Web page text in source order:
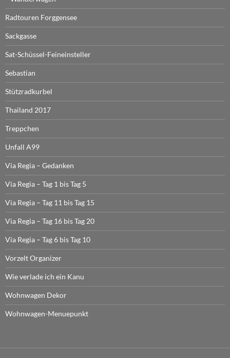
Radtouren Forggensee
Sackgasse
Sat-Schüssel-Feineinsteller
Sebastian
Stützradkurbel
Thailand 2017
Treppchen
Unfall A99
Via Regia – Gedanken
Via Regia – Tag 1 bis Tag 5
Via Regia – Tag 11 bis Tag 15
Via Regia – Tag 16 bis Tag 20
Via Regia – Tag 6 bis Tag 10
Vorzelt Organizer
Wie verlade ich ein Kanu
Wohnwagen Dekor
Wohnwagen-Menuepunkt